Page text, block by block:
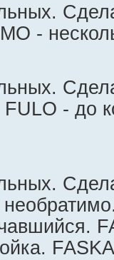
-
- до